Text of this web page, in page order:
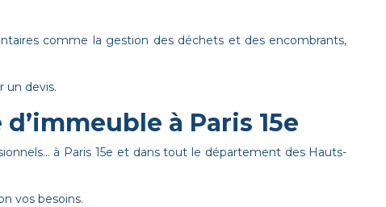
comme la gestion des déchets et des encombrants,
un devis.
à Paris 15e
à Paris 15e et dans tout le département des Hauts-
vos besoins.